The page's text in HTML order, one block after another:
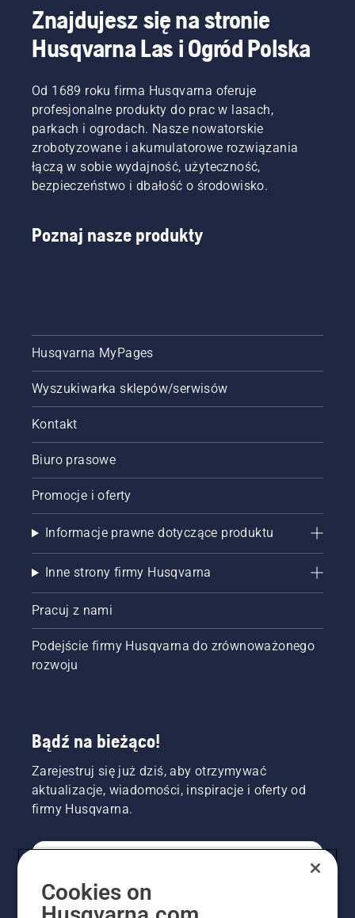
Znajdujesz się na stronie
Husqvarna Las i Ogród Polska
Od 1689 roku firma Husqvarna oferuje
profesjonalne produkty do prac w lasach,
parkach i ogrodach. Nasze nowatorskie
zrobotyzowane i akumulatorowe rozwiązania
łączą w sobie wydajność, użyteczność,
bezpieczeństwo i dbałość o środowisko.
Poznaj nasze produkty
Husqvarna MyPages
Wyszukiwarka sklepów/serwisów
Kontakt
Biuro prasowe
Promocje i oferty
Informacje prawne dotyczące produktu
Inne strony firmy Husqvarna
Pracuj z nami
Podejście firmy Husqvarna do zrównoważonego
rozwoju
Bądź na bieżąco!
Zarejestruj się już dziś, aby otrzymywać
aktualizacje, wiadomości, inspiracje i oferty od
firmy Husqvarna.
Cookies on